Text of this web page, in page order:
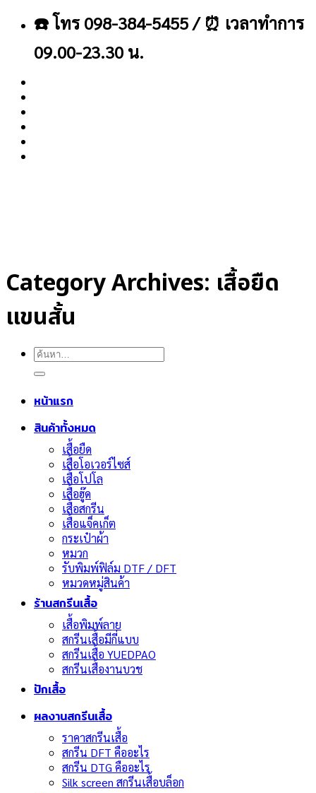
เนื้อหา
☎️ โทร 098-384-5455 / ⏰ เวลาทำการ
09.00-23.30 น.
ค้นหา:
หน้าแรก
สินค้าทั้งหมด
เสื้อยืด
เสื้อโอเวอร์ไซส์
เสื้อโปโล
เสื้อฮู๊ด
เสื้อสกรีน
เสื้อแจ็คเก็ต
กระเป๋าผ้า
หมวก
รับพิมพ์ฟิล์ม DTF / DFT
หมวดหมู่สินค้า
ร้านสกรีนเสื้อ
เสื้อพิมพ์ลาย
สกรีนเสื้อมีกี่แบบ
สกรีนเสื้อ YUEDPAO
สกรีนเสื้องานบวช
ปักเสื้อ
ผลงานสกรีนเสื้อ
ราคาสกรีนเสื้อ
สกรีน DFT คืออะไร
สกรีน DTG คืออะไร
Silk screen สกรีนเสื้อบล็อก
Category Archives: เสื้อยืด
แขนสั้น